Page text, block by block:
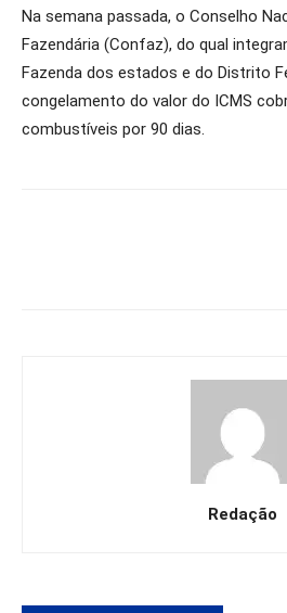
Na semana passada, o Conselho
Fazendária (Confaz), do qual
Fazenda dos estados e do Distrito
congelamento do valor do ICMS
combustíveis por 90 dias.
Redação